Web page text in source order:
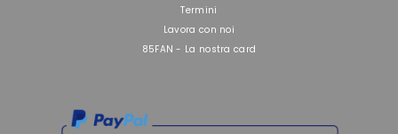
Termini
Lavora con noi
85FAN - La nostra card